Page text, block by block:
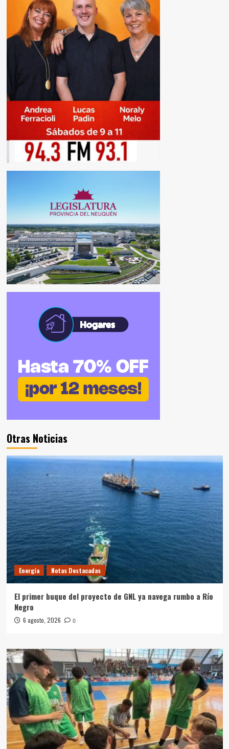
Otras Noticias
Energía Notas Destacadas
El primer buque del proyecto de GNL ya navega rumbo a Río
Negro
6 agosto, 2026 0